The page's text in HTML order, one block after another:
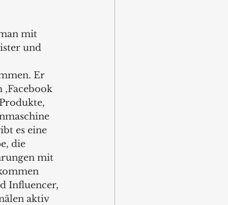
mit
und
Er
es eine
die
mit
Influencer,
aktiv